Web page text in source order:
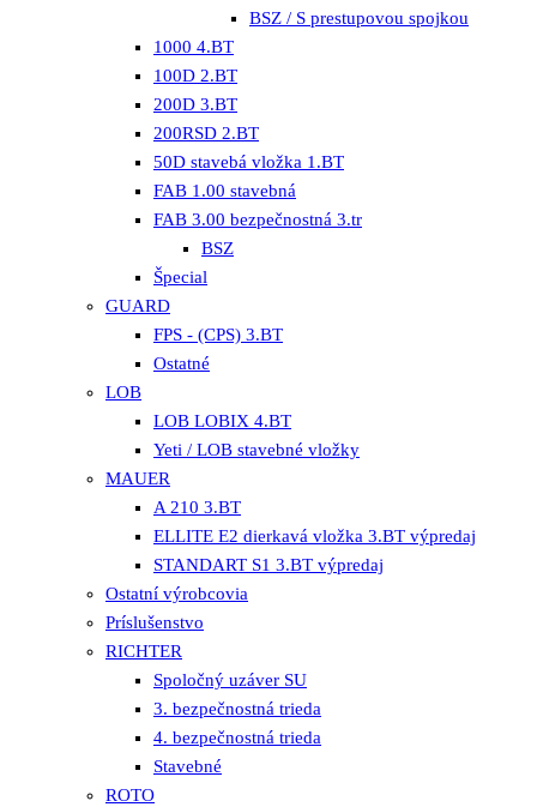
BSZ / S prestupovou spojkou
1000 4.BT
100D 2.BT
200D 3.BT
200RSD 2.BT
50D stavebá vložka 1.BT
FAB 1.00 stavebná
FAB 3.00 bezpečnostná 3.tr
BSZ
Špecial
GUARD
FPS - (CPS) 3.BT
Ostatné
LOB
LOB LOBIX 4.BT
Yeti / LOB stavebné vložky
MAUER
A 210 3.BT
ELLITE E2 dierkavá vložka 3.BT výpredaj
STANDART S1 3.BT výpredaj
Ostatní výrobcovia
Príslušenstvo
RICHTER
Spoločný uzáver SU
3. bezpečnostná trieda
4. bezpečnostná trieda
Stavebné
ROTO